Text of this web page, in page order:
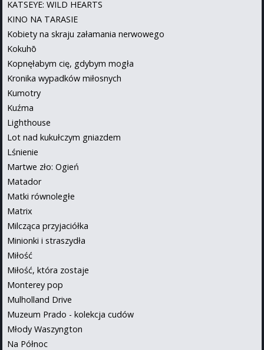
KATSEYE: WILD HEARTS
KINO NA TARASIE
Kobiety na skraju załamania nerwowego
Kokuhō
Kopnęłabym cię, gdybym mogła
Kronika wypadków miłosnych
Kumotry
Kuźma
Lighthouse
Lot nad kukułczym gniazdem
Lśnienie
Martwe zło: Ogień
Matador
Matki równoległe
Matrix
Milcząca przyjaciółka
Minionki i straszydła
Miłość
Miłość, która zostaje
Monterey pop
Mulholland Drive
Muzeum Prado - kolekcja cudów
Młody Waszyngton
Na Północ